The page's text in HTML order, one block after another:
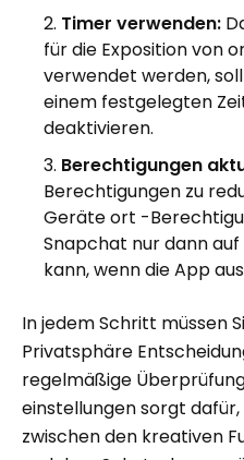
Timer verwenden:
für die Exposition von
verwendet werden,
einem festgelegten
deaktivieren.
Berechtigungen
Berechtigungen zu
Geräte ort -
Snapchat nur dann
kann, wenn die App
In jedem Schritt müssen
Privatsphäre
regelmäßige
einstellungen sorgt
zwischen den kreativen